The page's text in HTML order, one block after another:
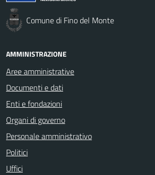
Comune di Fino del Monte
AMMINISTRAZIONE
Aree amministrative
Documenti e dati
Enti e fondazioni
Organi di governo
Personale amministrativo
Politici
Uffici